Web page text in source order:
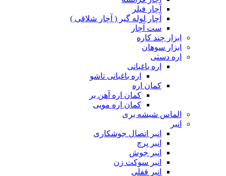
آچار فیلر
آچار لوله گیر ( آچار شلاقی )
ست آچار
ابزار چند کاره
ابزار سوهان
اره دستی
اره باغبانی
اره باغبانی تاشو
کمان اره
کمان اره آهن بر
کمان اره مویی
الماس شیشه بری
انبر
انبر اتصال جوشکاری
انبر پرچ
انبر جوش
انبر سوکت زن
انبر قفلی